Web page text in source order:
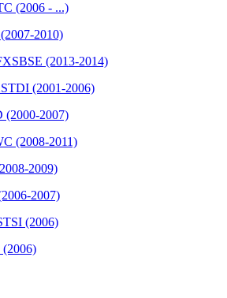
(2006 - ...)
2010)
(2013-2014)
(2001-2006)
(2000-2007)
(2008-2011)
2009)
2007)
(2006)
(2006)